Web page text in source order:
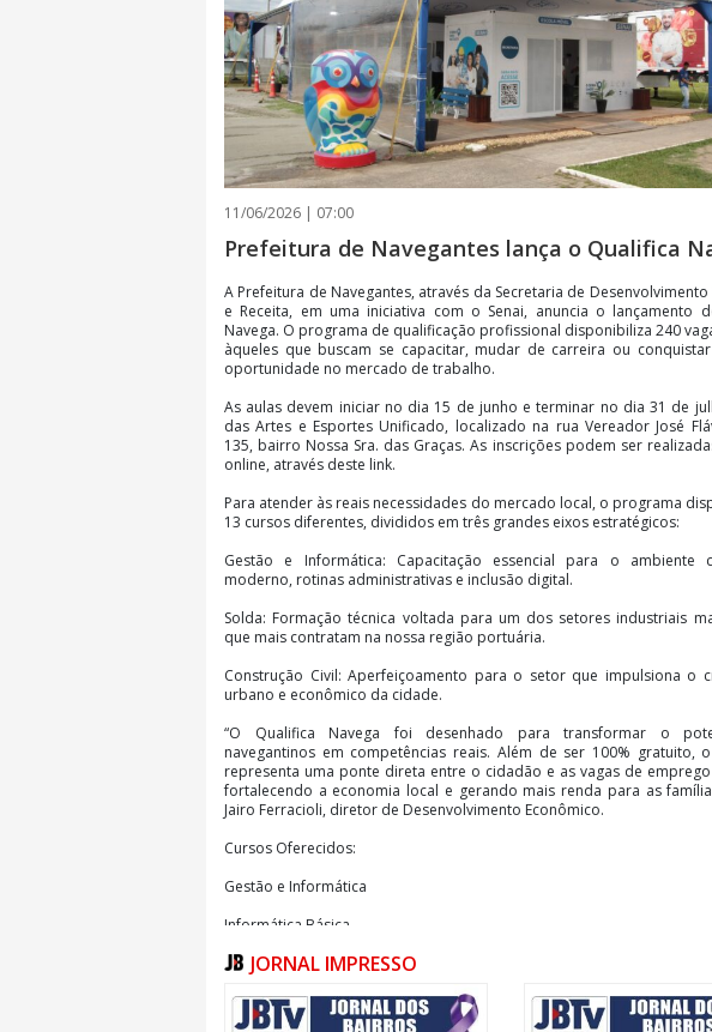
11/06/2026 | 07:00
Prefeitura de Navegantes lança o Qualifica
A Prefeitura de Navegantes, através da Secretaria de Desenvolvimento
e Receita, em uma iniciativa com o Senai, anuncia o lançamento
Navega. O programa de qualificação profissional disponibiliza 240
àqueles que buscam se capacitar, mudar de carreira ou
oportunidade no mercado de trabalho.
As aulas devem iniciar no dia 15 de junho e terminar no dia 31 de
das Artes e Esportes Unificado, localizado na rua Vereador José
135, bairro Nossa Sra. das Graças. As inscrições podem ser
online, através deste link.
Para atender às reais necessidades do mercado local, o programa
13 cursos diferentes, divididos em três grandes eixos estratégicos:
Gestão e Informática: Capacitação essencial para o ambiente
moderno, rotinas administrativas e inclusão digital.
Solda: Formação técnica voltada para um dos setores industriais
que mais contratam na nossa região portuária.
Construção Civil: Aperfeiçoamento para o setor que impulsiona o
urbano e econômico da cidade.
“O Qualifica Navega foi desenhado para transformar o
navegantinos em competências reais. Além de ser 100% gratuito,
representa uma ponte direta entre o cidadão e as vagas de
fortalecendo a economia local e gerando mais renda para as
Jairo Ferracioli, diretor de Desenvolvimento Econômico.
Cursos Oferecidos:
Gestão e Informática
Informática Básica
Excel Básico
Planejamento e Controle da Produção
Solda
JORNAL IMPRESSO